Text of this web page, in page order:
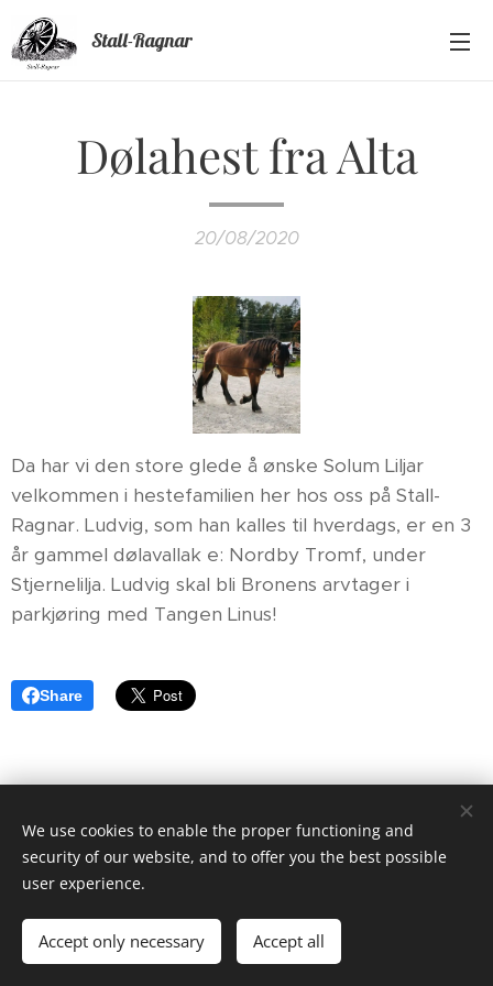
Stall-Ragnar
Dølahest fra Alta
20/08/2020
Da har vi den store glede å ønske Solum Liljar
velkommen i hestefamilien her hos oss på Stall-
Ragnar. Ludvig, som han kalles til hverdags, er en 3
år gammel dølavallak e: Nordby Tromf, under
Stjernelilja. Ludvig skal bli Bronens arvtager i
parkjøring med Tangen Linus!
Share
© 2025Stall-Ragnar.All rights reserved.
Powered by
Webnode Cookies
We use cookies to enable the proper functioning and
security of our website, and to offer you the best possible
user experience.
Accept only necessary Accept all